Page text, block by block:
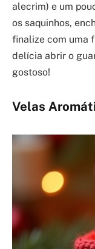
alecrim) e um
os saquinhos,
finalize com uma
delícia abrir o
gostoso!
Velas